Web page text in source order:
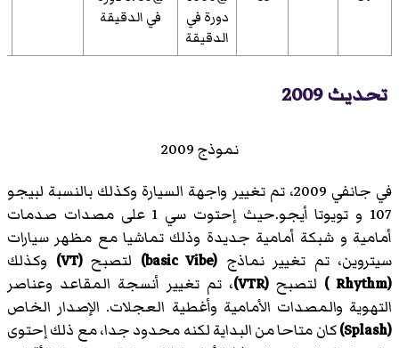
دورة في
الدقيقة
في الدقيقة
تحديث 2009
نموذج 2009
في جانفي 2009، تم تغيير واجهة السيارة وكذلك بالنسبة لبيجو
107 و تويوتا أيجو.حيث إحتوت سي 1 على مصدات صدمات
أمامية و شبكة أمامية جديدة وذلك تماشيا مع مظهر سيارات
سيتروين، تم تغيير نماذج (basic Vibe) لتصبح(VT)
وكذلك
(Rhythm )
لتصبح (VTR)
، تم تغيير أنسجة المقاعد وعناصر
التهوية والمصدات الأمامية وأغطية العجلات. الإصدار الخاص
(Splash)
كان متاحا من البداية لكنه محدود جدا، مع ذلك إحتوى